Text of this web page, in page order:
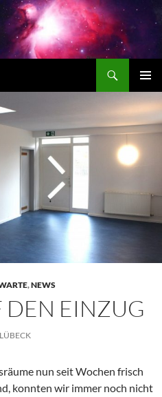
MENÜ
,NEWS
DEN EINZUG
nun seit Wochen frisch
konnten wir immer noch nicht